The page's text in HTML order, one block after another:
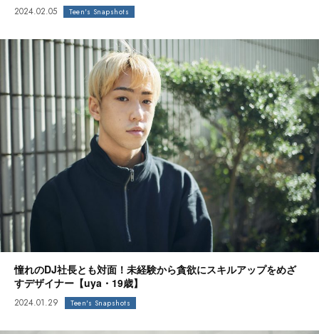
2024.02.05 Teen's Snapshots
憧れのDJ社長とも対面！未経験から貪欲にスキルアップをめざ
すデザイナー【uya・19歳】
2024.01.29 Teen's Snapshots